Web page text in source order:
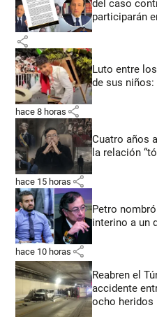
del caso
participarán
share
Luto entre
de sus
hace 8 horas share
Cuatro años
la relación
hace 15 horas share
Petro
interino a un
hace 10 horas share
Reabren el
accidente
ocho heridos